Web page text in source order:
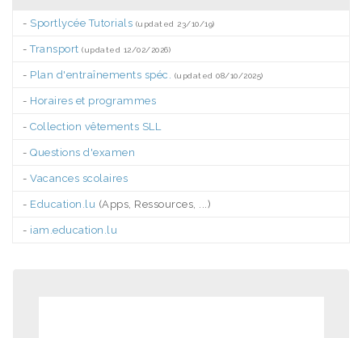
- Sportlycée Tutorials (updated 23/10/19)
-Transport (updated 12/02/2026)
- Plan d'entraînements spéc. (updated 08/10/2025)
- Horaires et programmes
- Collection vêtements SLL
- Questions d'examen
- Vacances scolaires
- Education.lu (Apps, Ressources, ...)
- iam.education.lu